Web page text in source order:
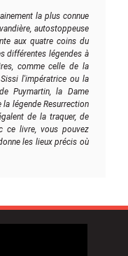
la plus connue
autostoppeuse
aux quatre coins du
différentes légendes à
comme celle de la
l'impératrice ou la
Puymartin, la Dame
légende Resurrection
de la traquer, de
ce livre, vous pouvez
les lieux précis où